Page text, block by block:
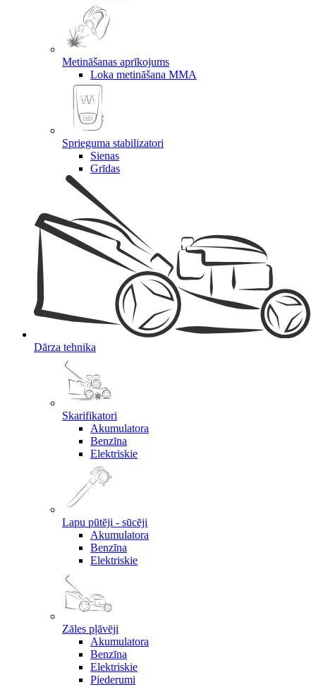
Metināšanas aprīkojums
Loka metināšana MMA
Sprieguma stabilizatori
Sienas
Grīdas
Dārza tehnika
Skarifikatori
Akumulatora
Benzīna
Elektriskie
Lapu pūtēji - sūcēji
Akumulatora
Benzīna
Elektriskie
Zāles pļāvēji
Akumulatora
Benzīna
Elektriskie
Piederumi